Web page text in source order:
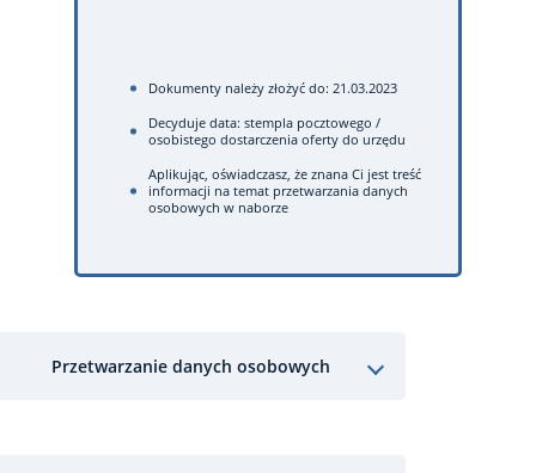
Dokumenty należy złożyć do: 21.03.2023
Decyduje data: stempla pocztowego /
osobistego dostarczenia oferty do urzędu
Aplikując, oświadczasz, że znana Ci jest treść
informacji na temat przetwarzania danych
osobowych w naborze
Przetwarzanie danych osobowych